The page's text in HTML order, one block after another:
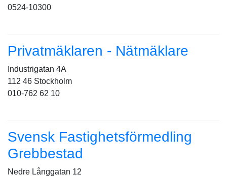
0524-10300
Privatmäklaren - Nätmäklare
Industrigatan 4A
112 46 Stockholm
010-762 62 10
Svensk Fastighetsförmedling
Grebbestad
Nedre Långgatan 12